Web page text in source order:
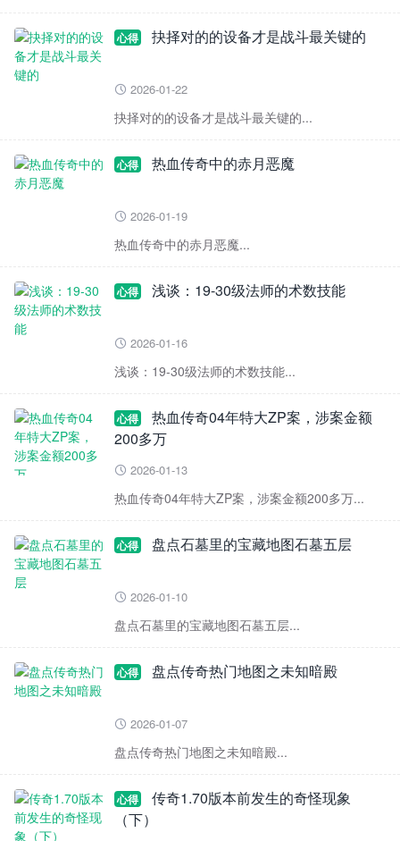
心得 抉择对的的设备才是战斗最关键的
 2026-01-22
抉择对的的设备才是战斗最关键的...
心得 热血传奇中的赤月恶魔
 2026-01-19
热血传奇中的赤月恶魔...
心得 浅谈：19-30级法师的术数技能
 2026-01-16
浅谈：19-30级法师的术数技能...
心得
热血传奇04年特大ZP案，涉案金额
200多万
 2026-01-13
热血传奇04年特大ZP案，涉案金额200多万...
心得 盘点石墓里的宝藏地图石墓五层
 2026-01-10
盘点石墓里的宝藏地图石墓五层...
心得 盘点传奇热门地图之未知暗殿
 2026-01-07
盘点传奇热门地图之未知暗殿...
心得
传奇1.70版本前发生的奇怪现象
（下）